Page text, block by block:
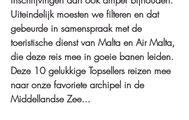
Uiteindelijk moesten we filteren en dat
gebeurde in samenspraak met de
toeristische dienst van Malta en Air Malta,
die deze reis mee in goeie banen leiden.
Deze 10 gelukkige Topsellers reizen mee
naar onze favoriete archipel in de
Middellandse Zee...